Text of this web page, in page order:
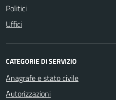
Politici
Uffici
CATEGORIE DI SERVIZIO
Anagrafe e stato civile
Autorizzazioni